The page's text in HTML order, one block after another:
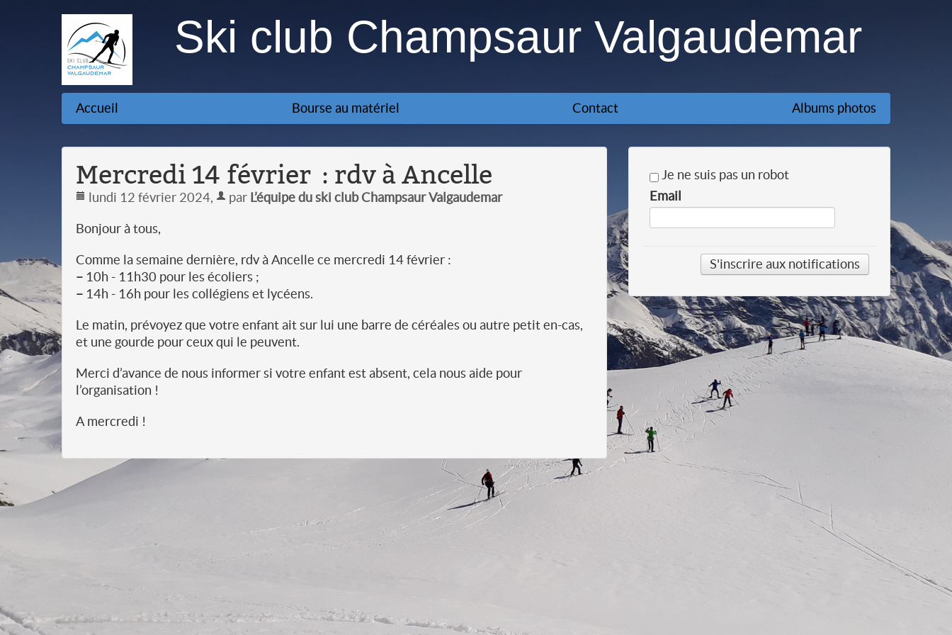
Ski club Champsaur Valgaudemar
Accueil Bourse au matériel Contact Albums photos
Mercredi 14 février : rdv à Ancelle
lundi 12 février 2024, par L’équipe du ski club Champsaur Valgaudemar
Bonjour à tous,
Comme la semaine dernière, rdv à Ancelle ce mercredi 14 février :
– 10h - 11h30 pour les écoliers ;
– 14h - 16h pour les collégiens et lycéens.
Le matin, prévoyez que votre enfant ait sur lui une barre de céréales ou autre petit en-cas,
et une gourde pour ceux qui le peuvent.
Merci d’avance de nous informer si votre enfant est absent, cela nous aide pour
l’organisation !
A mercredi !
Je ne suis pas un robot
Email